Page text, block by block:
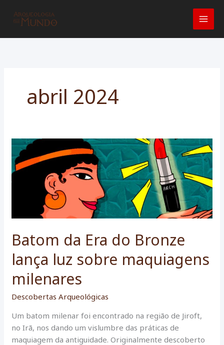
para
abril 2024
Batom da Era do Bronze
lança luz sobre maquiagens
milenares
Descobertas Arqueológicas
Um batom milenar foi encontrado na região de Jiroft,
no Irã, nos dando um vislumbre das práticas de
maquiagem da antiguidade. Originalmente descoberto